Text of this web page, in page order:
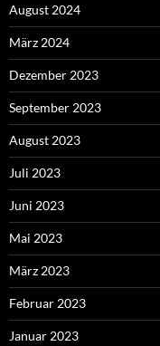
August 2024
März 2024
Dezember 2023
September 2023
August 2023
Juli 2023
Juni 2023
Mai 2023
März 2023
Februar 2023
Januar 2023